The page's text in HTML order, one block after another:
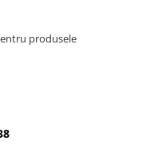
produsele